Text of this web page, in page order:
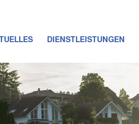
DIENSTLEISTUNGEN